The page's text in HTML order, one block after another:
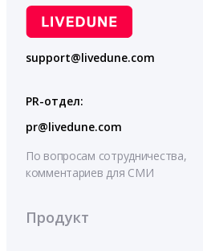
support@livedune.com
PR-отдел:
pr@livedune.com
По вопросам сотрудничества,
комментариев для СМИ
Продукт